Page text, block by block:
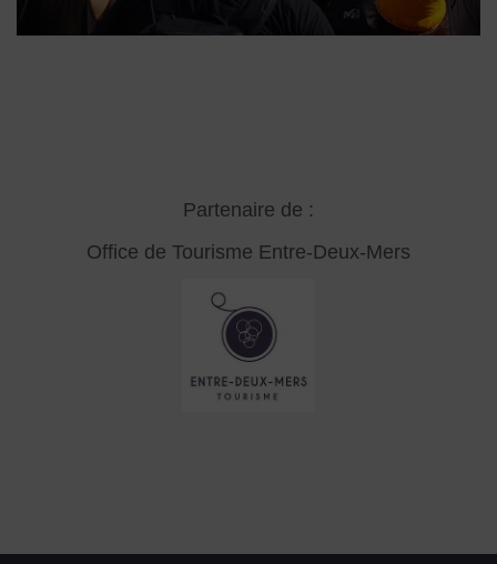
Partenaire de :
Office de Tourisme Entre-Deux-Mers